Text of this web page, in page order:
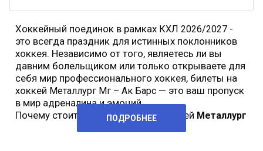
Хоккейный поединок в рамках КХЛ 2026/2027 -
это всегда праздник для истинных поклонников
хоккея. Независимо от того, являетесь ли вы
давним болельщиком или только открываете для
себя мир профессионального хоккея, билеты на
хоккей Металлург Мг – Ак Барс — это ваш пропуск
в мир адреналина и эмоций.
Почему стоит купить билеты на хоккей Металлург
ПОДРОБНЕЕ